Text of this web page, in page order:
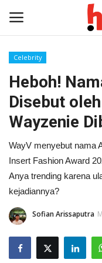
Home
Entertainment
Lifestyle
Video
News
Celebrity
Heboh!
Disebut
Wayzenie
WayV menyebut nama
Insert Fashion Award
Anya trending karena
kejadiannya?
Sofian Arissaputra